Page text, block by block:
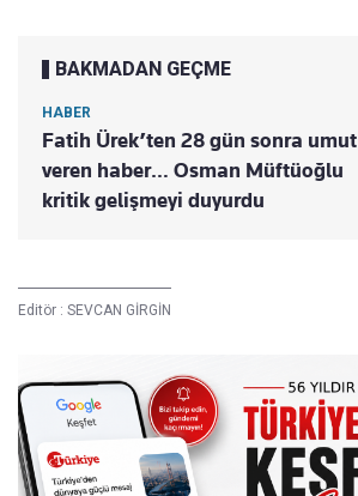
BAKMADAN GEÇME
HABER
Fatih Ürek’ten 28 gün sonra umut
veren haber… Osman Müftüoğlu
kritik gelişmeyi duyurdu
Editör : SEVCAN GİRGİN